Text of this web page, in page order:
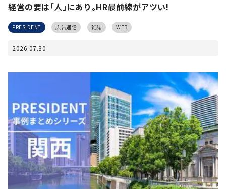
経営の要は｢人｣にあり｡HR最前線がアツい!
PRESIDENT 広告通信 雑誌 WEB
2026.07.30